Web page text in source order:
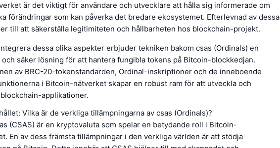
är det viktigt för användare och utvecklare att hålla sig informerade om
förändringar som kan påverka det bredare ekosystemet. Efterlevnad av dessa
till att säkerställa legitimiteten och hållbarheten hos blockchain-projekt.
dessa olika aspekter erbjuder tekniken bakom csas (Ordinals) en
säker lösning för att hantera fungibla tokens på Bitcoin-blockkedjan.
av BRC-20-tokenstandarden, Ordinal-inskriptioner och de inneboende
i Bitcoin-nätverket skapar en robust ram för att utveckla och
applikationer.
Vilka är de verkliga tillämpningarna av csas (Ordinals)?
(CSAS) är en kryptovaluta som spelar en betydande roll i Bitcoin-
En av dess främsta tillämpningar i den verkliga världen är att stödja